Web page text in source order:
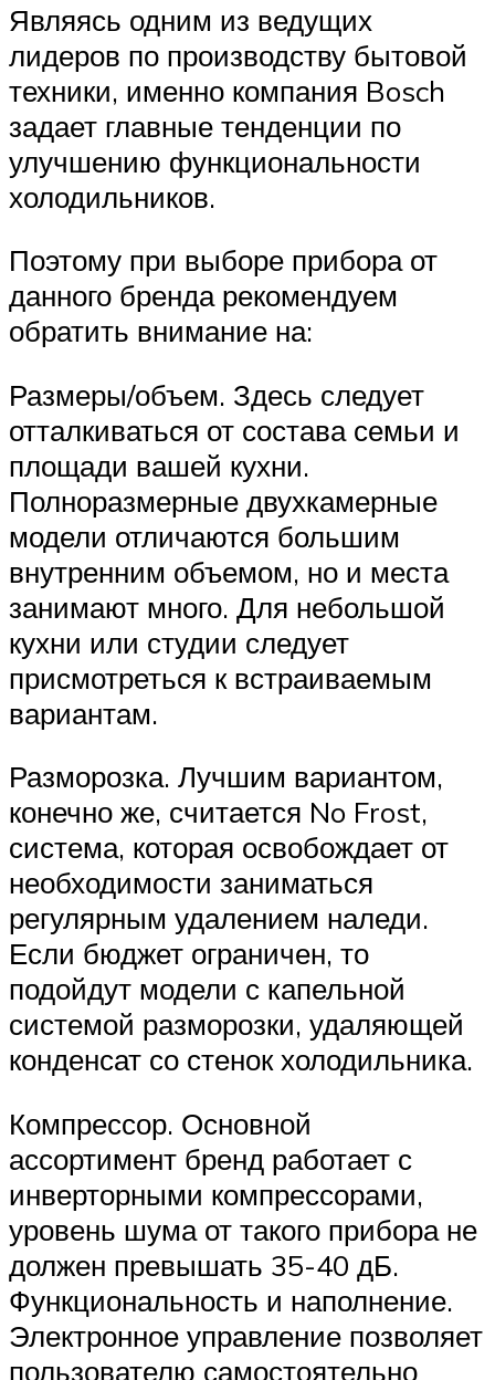
Являясь одним из ведущих
лидеров по производству бытовой
техники, именно компания Bosch
задает главные тенденции по
улучшению функциональности
холодильников.
Поэтому при выборе прибора от
данного бренда рекомендуем
обратить внимание на:
Размеры/объем. Здесь следует
отталкиваться от состава семьи и
площади вашей кухни.
Полноразмерные двухкамерные
модели отличаются большим
внутренним объемом, но и места
занимают много. Для небольшой
кухни или студии следует
присмотреться к встраиваемым
вариантам.
Разморозка. Лучшим вариантом,
конечно же, считается No Frost,
система, которая освобождает от
необходимости заниматься
регулярным удалением наледи.
Если бюджет ограничен, то
подойдут модели с капельной
системой разморозки, удаляющей
конденсат со стенок холодильника.
Компрессор. Основной
ассортимент бренд работает с
инверторными компрессорами,
уровень шума от такого прибора не
должен превышать 35-40 дБ.
Функциональность и наполнение.
Электронное управление позволяет
пользователю самостоятельно